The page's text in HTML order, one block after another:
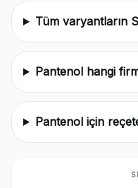
Tüm varyantların
Pantenol hangi
Pantenol için